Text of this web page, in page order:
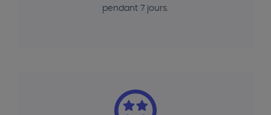
pendant 7 jours.